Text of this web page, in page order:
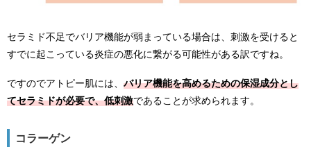
セラミド不足でバリア機能が弱まっている場合は、刺激を受けると
すでに起こっている炎症の悪化に繋がる可能性がある訳ですね。
ですのでアトピー肌には、 バリア機能を高めるための保湿成分とし
てセラミドが必要で、低刺激であることが求められます。
コラーゲン